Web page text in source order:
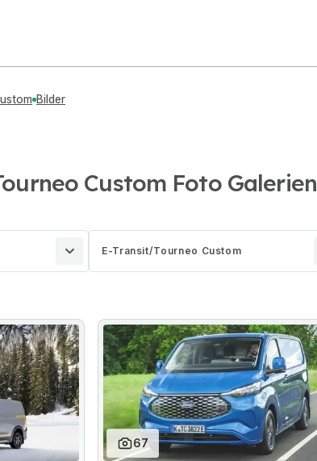
Bilder
Custom Foto Galerien
E-Transit/Tourneo Custom
67